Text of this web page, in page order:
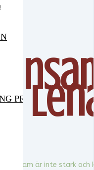
PRODUCTS
Ensam är inte stark